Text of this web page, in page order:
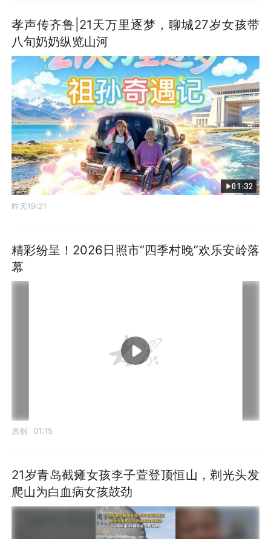
孝声传齐鲁|21天万里逐梦，聊城27岁女孩带
八旬奶奶纵览山河
01:32
昨天19:21
精彩纷呈！2026日照市“四季村晚”欢乐安岭落
幕
原创 01:15
21岁青岛截瘫女孩李子萱登顶恒山，剃光头发
爬山为白血病女孩鼓劲